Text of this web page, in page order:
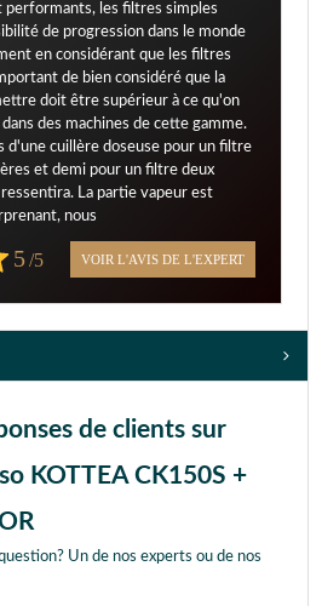
les filtres simples
de progression dans le monde
en considérant que les filtres
de bien considéré que la
doit être supérieur à ce qu'on
des machines de cette gamme.
d'une cuillère doseuse pour un filtre
et demi pour un filtre deux
La partie vapeur est
nous
5/5 VOIR L'AVIS DE L'EXPERT
de clients sur
KOTTEA CK150S +
Un de nos experts ou de nos